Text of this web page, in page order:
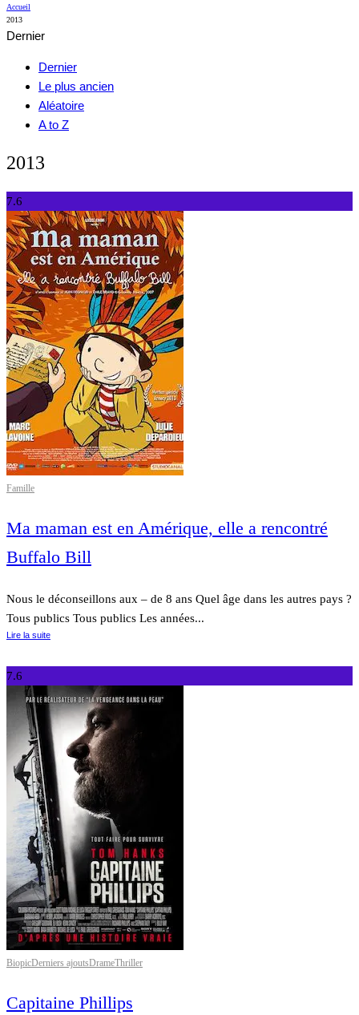
Accueil
2013
Dernier
Dernier
Le plus ancien
Aléatoire
A to Z
2013
7.6
Famille
Ma maman est en Amérique, elle a rencontré
Buffalo Bill
Nous le déconseillons aux – de 8 ans Quel âge dans les autres pays ?
Tous publics Tous publics Les années...
Lire la suite
7.6
BiopicDerniers ajoutsDrameThriller
Capitaine Phillips